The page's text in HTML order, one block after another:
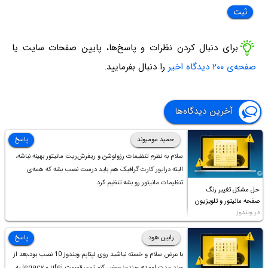
برای دنبال کردن نظرات و پاسخ‌ها، پایین صفحات سایت یا
صفحه‌ی ۲۰۰ دیدگاه اخیر
را دنبال بفرمایید.
آخرین دیدگاه‌ها
حل مشکل تغییر رنگ
صفحه مانیتور و تلویزیون
در ویندوز
حمید مومیوند
سلام به نظرم تنظیمات رزولوشن و ریفرش‌ریت مانیتور بهینه نباشه،
البته درایور کارت گرافیک هم باید درست نصب بشه که همه‌ی
تنظیمات مانیتور رو بشه تنظیم کرد.
پاسخ
رابین هود
با عرض سلام و خسته نباشید روی لپتاپم ویندوز 10 نصب بود،بعد از
پاسخ